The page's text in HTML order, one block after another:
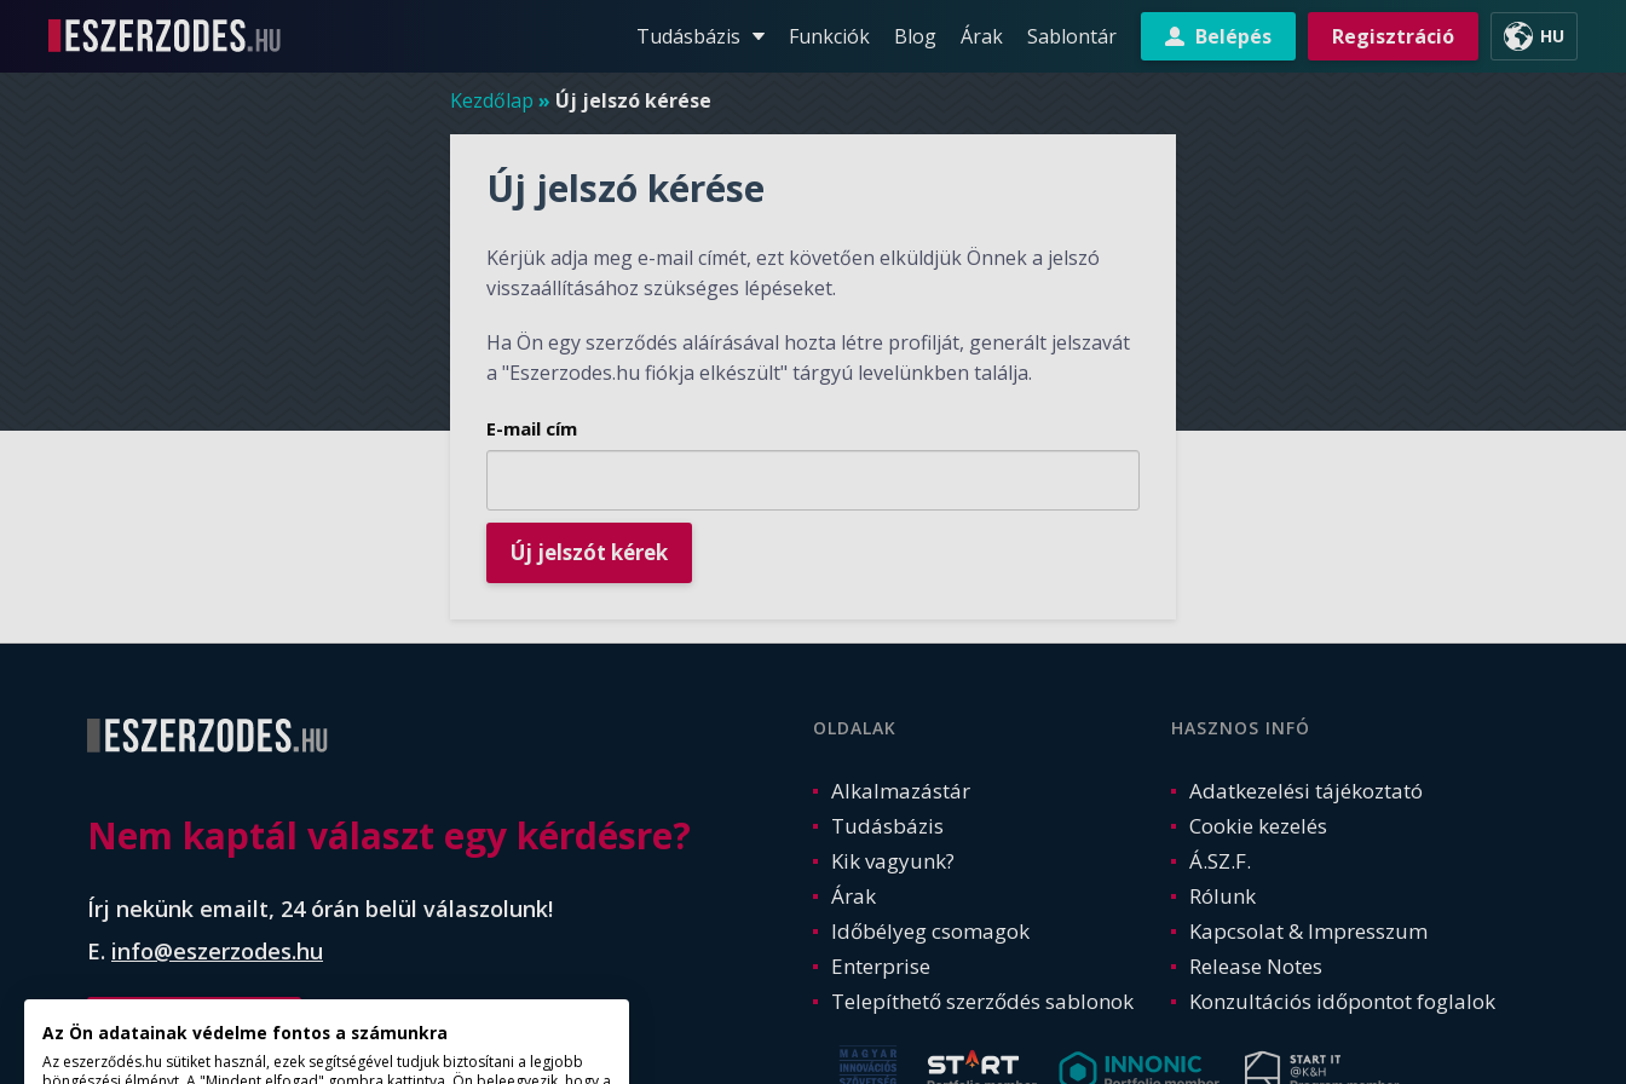
HU
Regisztráció
Belépés
Tudásbázis Funkciók Blog Árak Sablontár
Kezdőlap » Új jelszó kérése
Új jelszó kérése
Kérjük adja meg e-mail címét, ezt követően elküldjük Önnek a jelszó
visszaállításához szükséges lépéseket.
Ha Ön egy szerződés aláírásával hozta létre profilját, generált jelszavát
a "Eszerzodes.hu fiókja elkészült" tárgyú levelünkben találja.
E-mail cím
Nem kaptál választ egy kérdésre?
Írj nekünk emailt, 24 órán belül válaszolunk!
E. info@eszerzodes.hu
időpontfoglalás
OLDALAK
Alkalmazástár
Tudásbázis
Kik vagyunk?
Árak
Időbélyeg csomagok
Enterprise
Telepíthető szerződés sablonok
HASZNOS INFÓ
Adatkezelési tájékoztató
Cookie kezelés
Á.SZ.F.
Rólunk
Kapcsolat & Impresszum
Release Notes
Konzultációs időpontot foglalok
Az Ön adatainak védelme fontos a számunkra
Az eszerződés.hu sütiket használ, ezek segítségével tudjuk biztosítani a legjobb